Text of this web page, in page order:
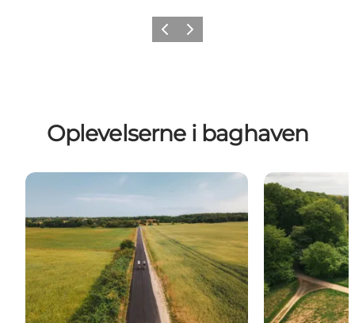
ForrigeNæste
Oplevelserne i baghaven
Oplev Nordsjælland på cykel Tag på